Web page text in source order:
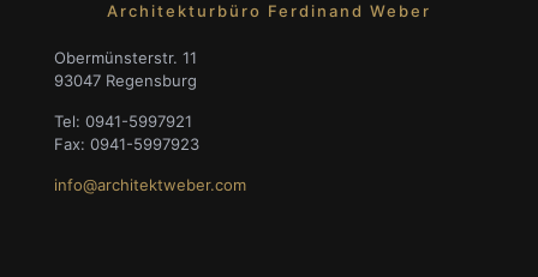
Architekturbüro Ferdinand Weber
Obermünsterstr. 11
93047 Regensburg
Tel: 0941-5997921
Fax: 0941-5997923
info@architektweber.com